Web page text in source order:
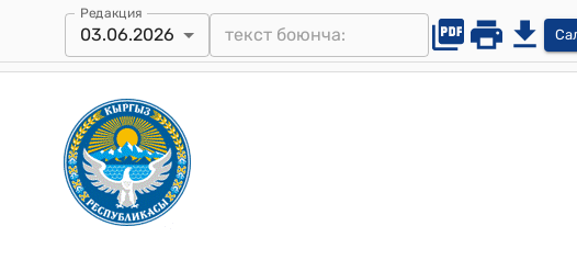
Редакция
03.06.2026